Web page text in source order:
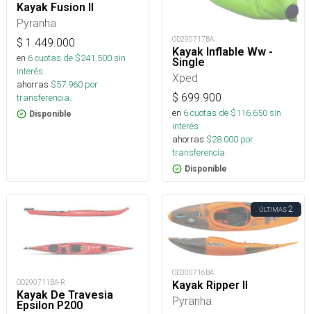
Kayak Fusion II
Pyranha
$ 1.449.000
en 6cuotas de $241.500sin
interés
ahorras $57.960 por
transferencia.
Disponible
OD290717BA
Kayak Inflable Ww -
Single
Xped
$ 699.900
en 6cuotas de $116.650sin
interés
ahorras $28.000 por
transferencia.
Disponible
OD290711BA-R
Kayak De Travesia
Epsilon P200
ÚLTIMAS2
OD300716BA
Kayak Ripper II
Pyranha